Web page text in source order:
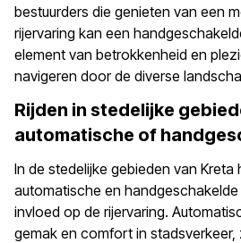
bestuurders die genieten van een
rijervaring kan een
element van betrokkenheid en
navigeren door de diverse
Rijden in stedelijke
automatische of
In de stedelijke gebieden van
automatische en handgeschakelde
invloed op de rijervaring.
gemak en comfort in